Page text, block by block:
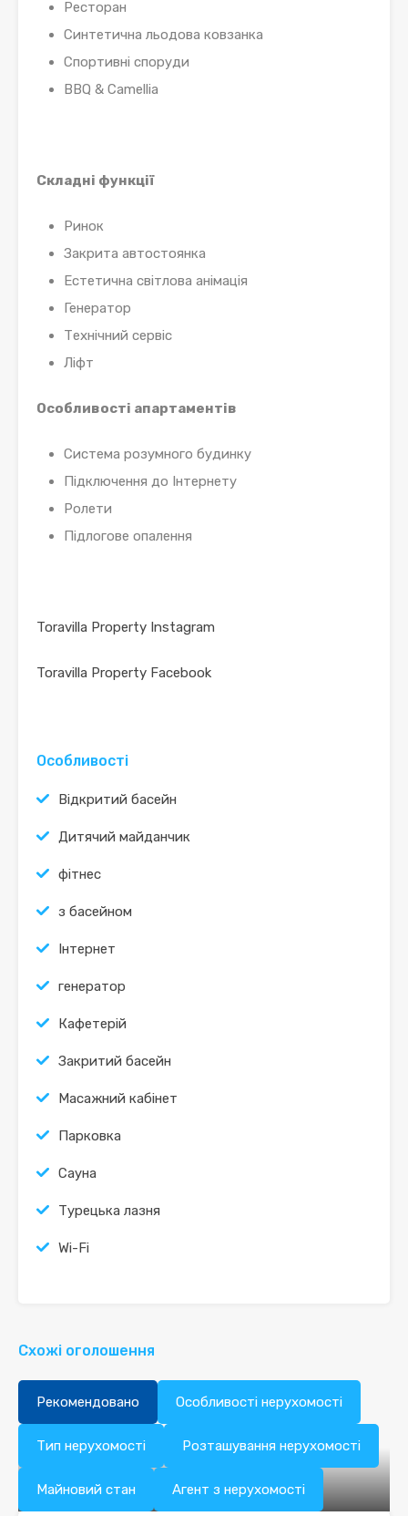
Ресторан
Синтетична льодова ковзанка
Спортивні споруди
BBQ & Camellia
Складні функції
Ринок
Закрита автостоянка
Естетична світлова анімація
Генератор
Технічний сервіс
Ліфт
Особливості апартаментів
Система розумного будинку
Підключення до Інтернету
Ролети
Підлогове опалення
Toravilla Property Instagram
Toravilla Property Facebook
Особливості
Відкритий басейн
Дитячий майданчик
фітнес
з басейном
Інтернет
генератор
Кафетерій
Закритий басейн
Масажний кабінет
Парковка
Сауна
Турецька лазня
Wi-Fi
Схожі оголошення
Рекомендовано Особливості нерухомості
Тип нерухомості Розташування нерухомості
Майновий стан Агент з нерухомості